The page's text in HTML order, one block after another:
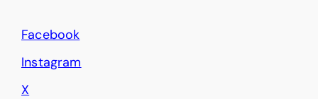
Facebook
Instagram
X